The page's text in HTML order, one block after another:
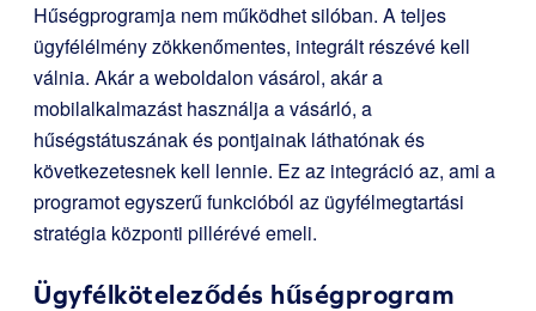
Hűségprogramja nem működhet silóban. A teljes
ügyfélélmény zökkenőmentes, integrált részévé kell
válnia. Akár a weboldalon vásárol, akár a
mobilalkalmazást használja a vásárló, a
hűségstátuszának és pontjainak láthatónak és
következetesnek kell lennie. Ez az integráció az, ami a
programot egyszerű funkcióból az ügyfélmegtartási
stratégia központi pillérévé emeli.
Ügyfélköteleződés hűségprogram